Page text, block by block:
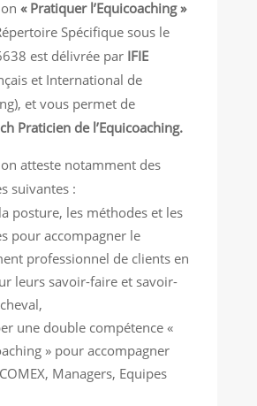
« Pratiquer l’Equicoaching »
Spécifique sous le
est délivrée par IFIE
et International de
et vous permet de
Praticien de l’Equicoaching.
atteste notamment des
suivantes :
posture, les méthodes et les
pour accompagner le
professionnel de clients en
leurs savoir-faire et savoir-
une double compétence «
» pour accompagner
Managers, Equipes